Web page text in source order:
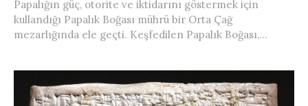
Papalığın güç, otorite ve iktidarını göstermek için
kullandığı Papalık Boğası mührü bir Orta Çağ
mezarlığında ele geçti. Keşfedilen Papalık Boğası,...